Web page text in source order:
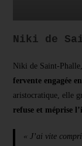
Niki de
Niki de Saint-
fervente engagée
aristocratique, elle
refuse et méprise
« J’ai vite